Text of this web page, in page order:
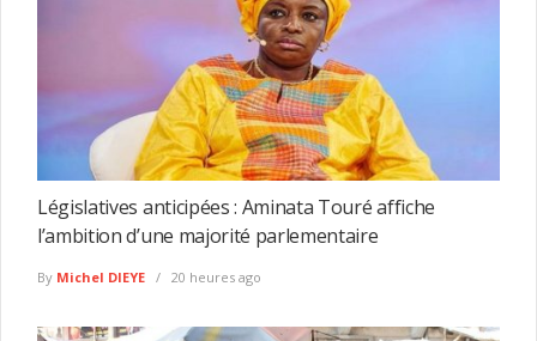
Législatives anticipées : Aminata Touré affiche
l’ambition d’une majorité parlementaire
By Michel DIEYE 20 heures ago